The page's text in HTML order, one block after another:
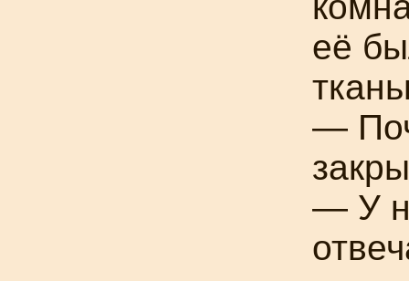
её
—
— У